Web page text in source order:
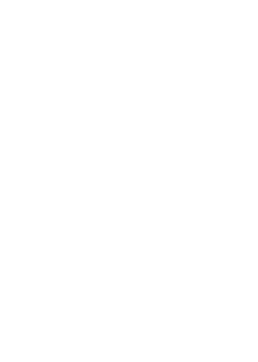
15 de
del
cómo
El 15 de
y
pérdidas